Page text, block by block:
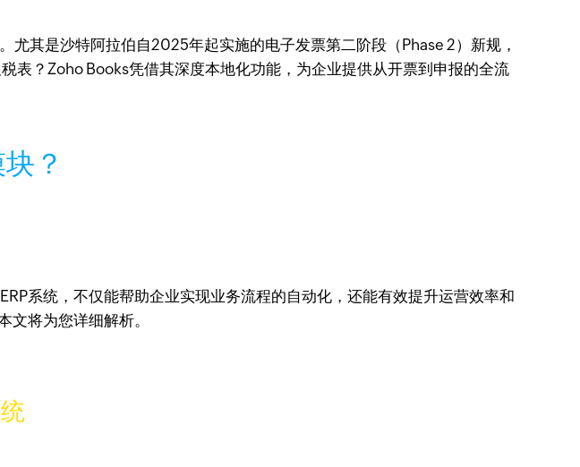
其是沙特阿拉伯自2025年起实施的电子发票第二阶段（Phase 2）新规，
表？Zoho Books凭借其深度本地化功能，为企业提供从开票到申报的全流
？
系统，不仅能帮助企业实现业务流程的自动化，还能有效提升运营效率和
文将为您详细解析。